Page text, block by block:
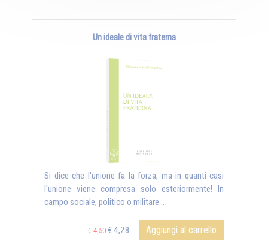
Un ideale di vita fraterna
Si dice che l'unione fa la forza, ma in quanti casi
l'unione viene compresa solo esteriormente! In
campo sociale, politico o militare...
€ 4,50 € 4,28 Aggiungi al carrello